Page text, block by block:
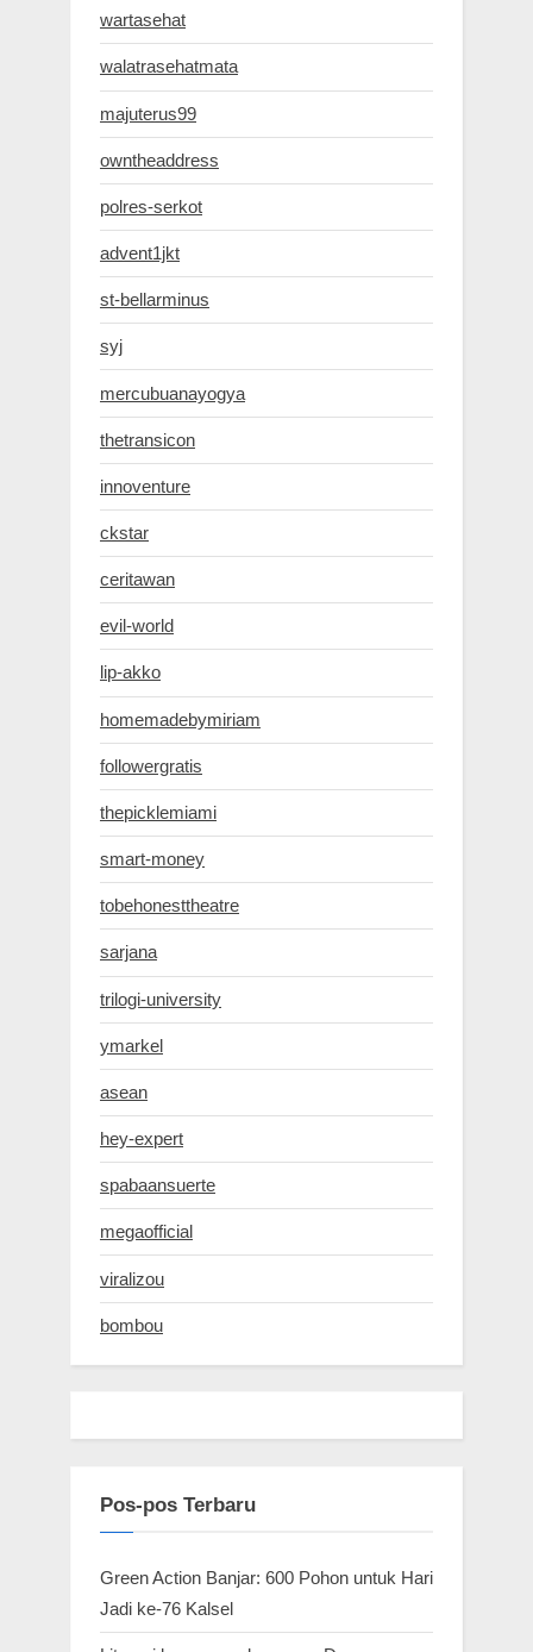
wartasehat
walatrasehatmata
majuterus99
owntheaddress
polres-serkot
advent1jkt
st-bellarminus
syj
mercubuanayogya
thetransicon
innoventure
ckstar
ceritawan
evil-world
lip-akko
homemadebymiriam
followergratis
thepicklemiami
smart-money
tobehonesttheatre
sarjana
trilogi-university
ymarkel
asean
hey-expert
spabaansuerte
megaofficial
viralizou
bombou
Pos-pos Terbaru
Green Action Banjar: 600 Pohon untuk Hari
Jadi ke-76 Kalsel